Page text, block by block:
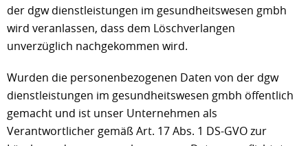
der dgw dienstleistungen im gesundheitswesen gmbh
wird veranlassen, dass dem Löschverlangen
unverzüglich nachgekommen wird.
Wurden die personenbezogenen Daten von der dgw
dienstleistungen im gesundheitswesen gmbh öffentlich
gemacht und ist unser Unternehmen als
Verantwortlicher gemäß Art. 17 Abs. 1 DS-GVO zur